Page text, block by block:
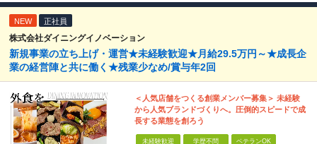
NEW 正社員
株式会社ダイニングイノベーション
新規事業の立ち上げ・運営★未経験歓迎★月給29.5万円～★成長企
業の経営陣と共に働く★残業少なめ/賞与年2回
＜人気店舗をつくる創業メンバー募集＞ 未経験
から人気ブランドづくりへ。圧倒的スピードで成
長する業態を創ろう
未経験歓迎 学歴不問 ベテランOK